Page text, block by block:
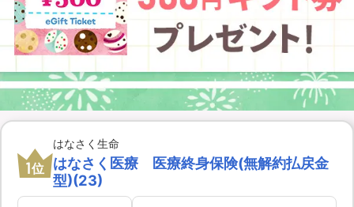
1位
はなさく生命
はなさく医療 医療終身保険(無解約払戻金
型)(23)